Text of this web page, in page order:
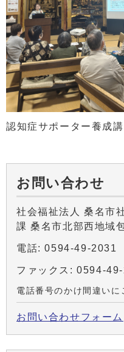
認知症サポーター養成
お問い合わせ
社会福祉法人 桑名市
課 桑名市北部西地域
電話: 0594-49-2031
ファックス: 0594-
電話番号のかけ間違いに
お問い合わせフォーム